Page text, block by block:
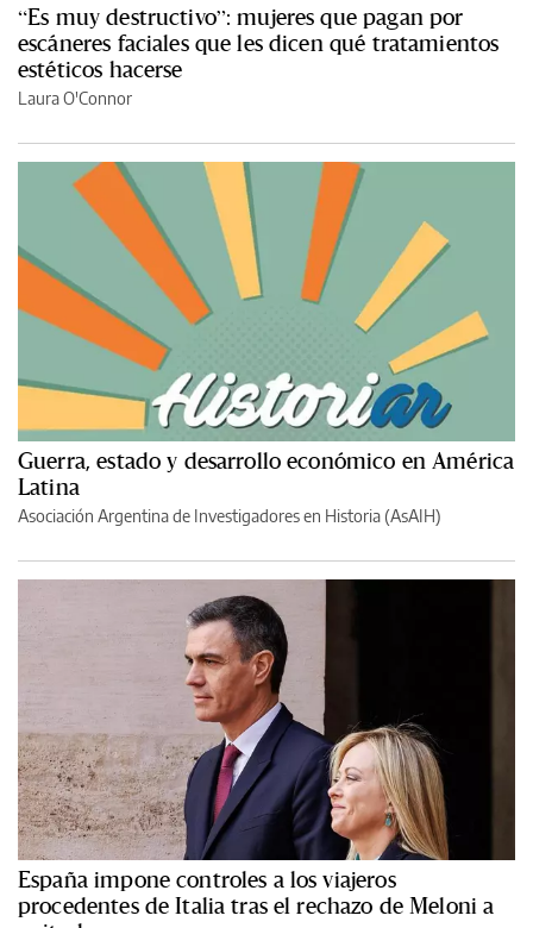
“Es muy destructivo”: mujeres que pagan por
escáneres faciales que les dicen qué tratamientos
estéticos hacerse
Laura O'Connor
Guerra, estado y desarrollo económico en América
Latina
Asociación Argentina de Investigadores en Historia (AsAIH)
España impone controles a los viajeros
procedentes de Italia tras el rechazo de Meloni a